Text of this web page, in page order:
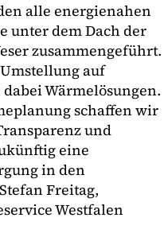
alle energienahen
unter dem Dach der
zusammengeführt.
auf
Wärmelösungen.
schaffen wir
und
eine
in den
Freitag,
Westfalen